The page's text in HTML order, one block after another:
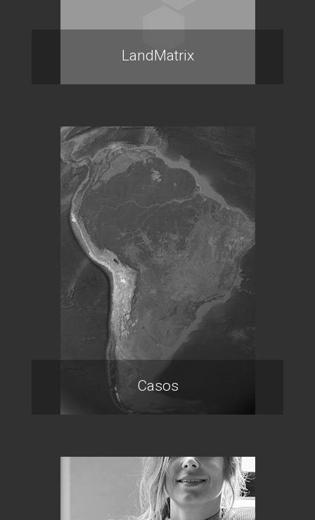
LandMatrix
Casos